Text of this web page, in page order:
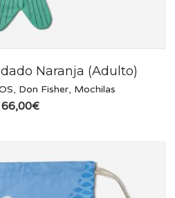
Naranja (Adulto)
, Don Fisher, Mochilas
66,00€